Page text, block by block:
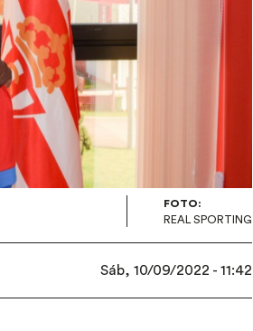
FOTO:
REAL SPORTING
Sáb, 10/09/2022 - 11:42